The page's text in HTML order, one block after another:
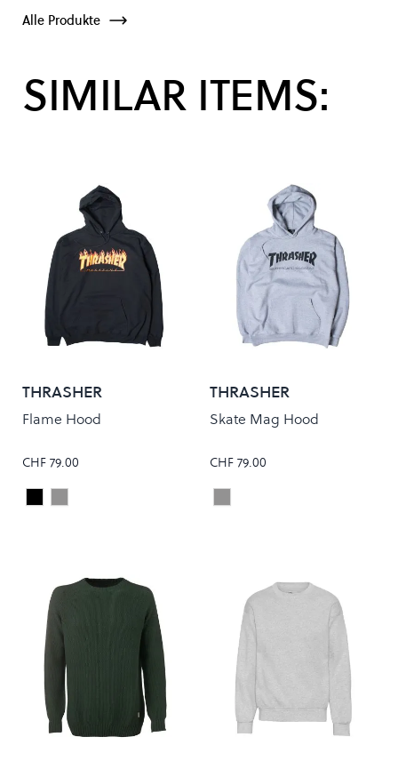
Alle Produkte
SIMILAR ITEMS:
THRASHER
Flame Hood
CHF 79.00
Colour
BlackGrey
THRASHER
Skate Mag Hood
CHF 79.00
Colour
Grey